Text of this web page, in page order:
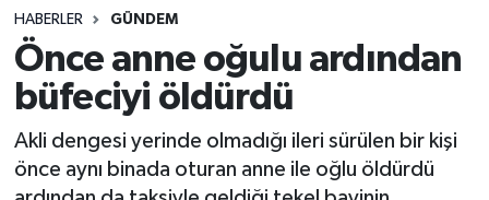
HABERLER GÜNDEM
Önce anne oğulu ardından
büfeciyi öldürdü
Akli dengesi yerinde olmadığı ileri sürülen bir kişi
önce aynı binada oturan anne ile oğlu öldürdü
Süper Lig Puan Durumu ve Fikstür
Tüm Manşetler
Son Dakika Haberleri
Haber Arşivi